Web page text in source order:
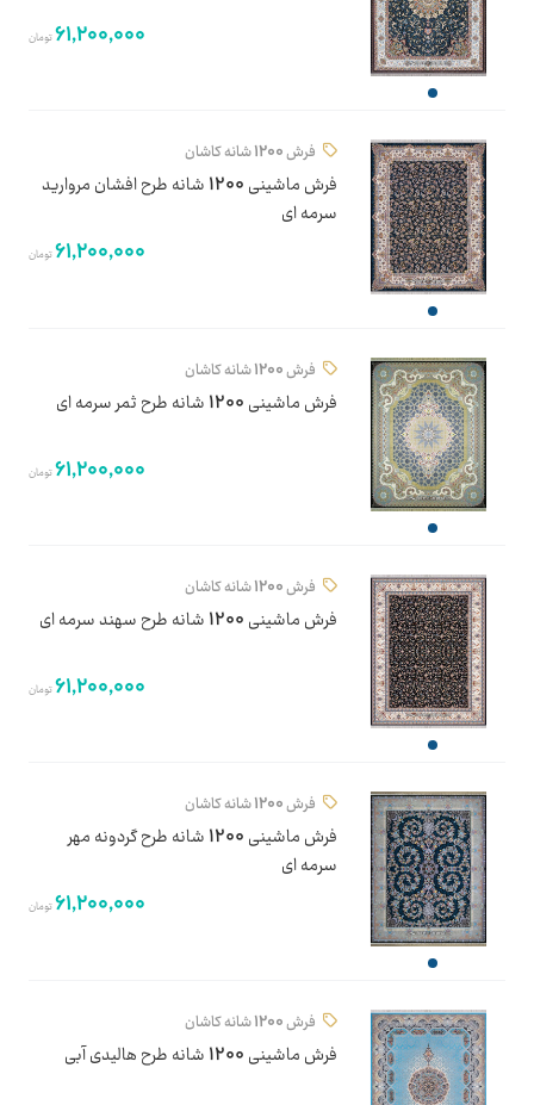
61,200,000تومان
فرش 1200 شانه کاشان
فرش ماشینی 1200 شانه طرح افشان مروارید
سرمه ای
61,200,000تومان
فرش 1200 شانه کاشان
فرش ماشینی 1200 شانه طرح ثمر سرمه ای
61,200,000تومان
فرش 1200 شانه کاشان
فرش ماشینی 1200 شانه طرح سهند سرمه ای
61,200,000تومان
فرش 1200 شانه کاشان
فرش ماشینی 1200 شانه طرح گردونه مهر
سرمه ای
61,200,000تومان
فرش 1200 شانه کاشان
فرش ماشینی 1200 شانه طرح هالیدی آبی